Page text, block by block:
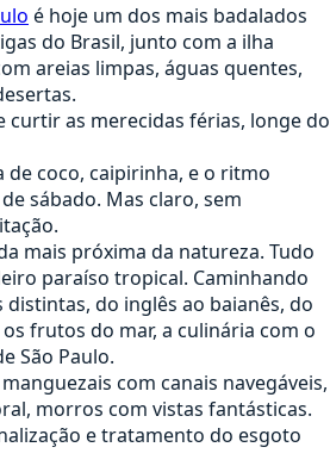
é hoje um dos mais badalados
do Brasil, junto com a ilha
areias limpas, águas quentes,
curtir as merecidas férias, longe do
coco, caipirinha, e o ritmo
sábado. Mas claro, sem
mais próxima da natureza. Tudo
paraíso tropical. Caminhando
do inglês ao baianês, do
frutos do mar, a culinária com o
São Paulo.
com canais navegáveis,
morros com vistas fantásticas.
e tratamento do esgoto